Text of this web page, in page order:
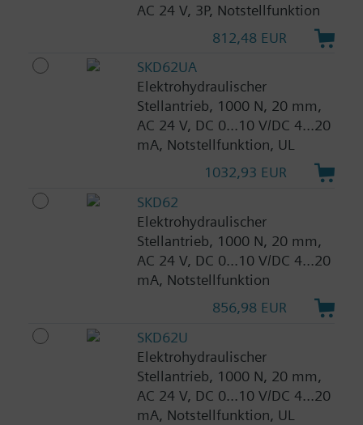
AC 24 V, 3P, Notstellfunktion
812,48 EUR
SKD62UA
Elektrohydraulischer
Stellantrieb, 1000 N, 20 mm,
AC 24 V, DC 0...10 V/DC 4...20
mA, Notstellfunktion, UL
1032,93 EUR
SKD62
Elektrohydraulischer
Stellantrieb, 1000 N, 20 mm,
AC 24 V, DC 0...10 V/DC 4...20
mA, Notstellfunktion
856,98 EUR
SKD62U
Elektrohydraulischer
Stellantrieb, 1000 N, 20 mm,
AC 24 V, DC 0...10 V/DC 4...20
mA, Notstellfunktion, UL